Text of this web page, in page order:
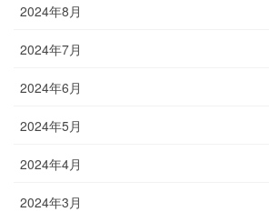
2024年8月
2024年7月
2024年6月
2024年5月
2024年4月
2024年3月